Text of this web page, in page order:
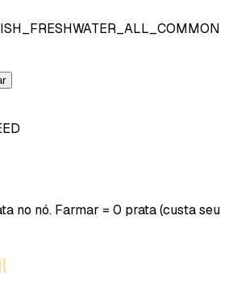
no nó. Farmar = 0 prata (custa seu